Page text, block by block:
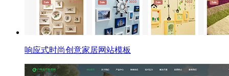
响应式时尚创意家居网站模板